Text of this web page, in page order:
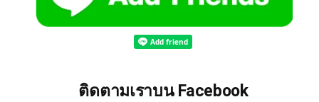
ติดตามเราบน Facebook